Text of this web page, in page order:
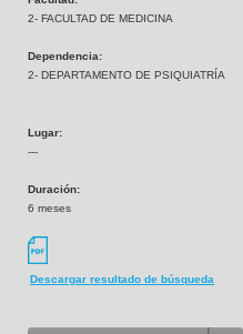
2- FACULTAD DE MEDICINA
Dependencia:
2- DEPARTAMENTO DE PSIQUIATRÍA
Lugar:
---
Duración:
6 meses
Descargar resultado de búsqueda